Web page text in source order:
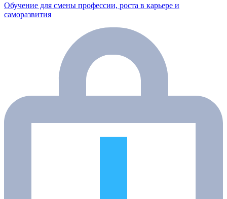
Обучение для смены профессии, роста в карьере и
саморазвития